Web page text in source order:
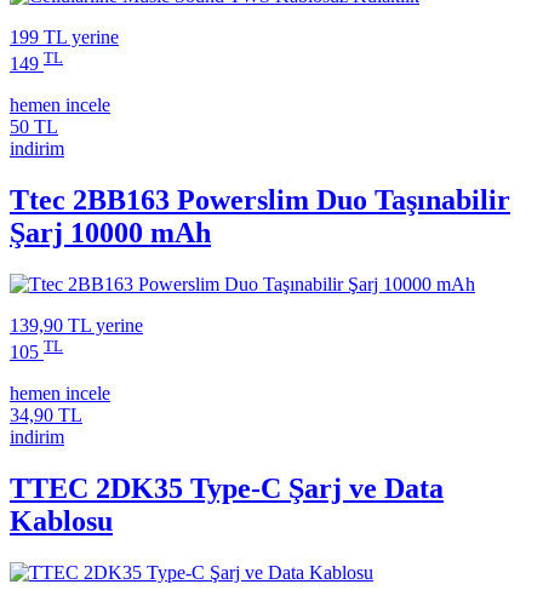
199 TL yerine
149 TL
hemen incele
50 TL
indirim
Ttec 2BB163 Powerslim Duo Taşınabilir
Şarj 10000 mAh
139,90 TL yerine
105 TL
hemen incele
34,90 TL
indirim
TTEC 2DK35 Type-C Şarj ve Data
Kablosu